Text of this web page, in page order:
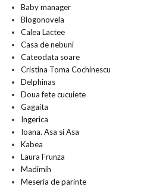
Baby manager
Blogonovela
Calea Lactee
Casa de nebuni
Cateodata soare
Cristina Toma Cochinescu
Delphinas
Doua fete cucuiete
Gagaita
Ingerica
Ioana. Asa si Asa
Kabea
Laura Frunza
Madimih
Meseria de parinte